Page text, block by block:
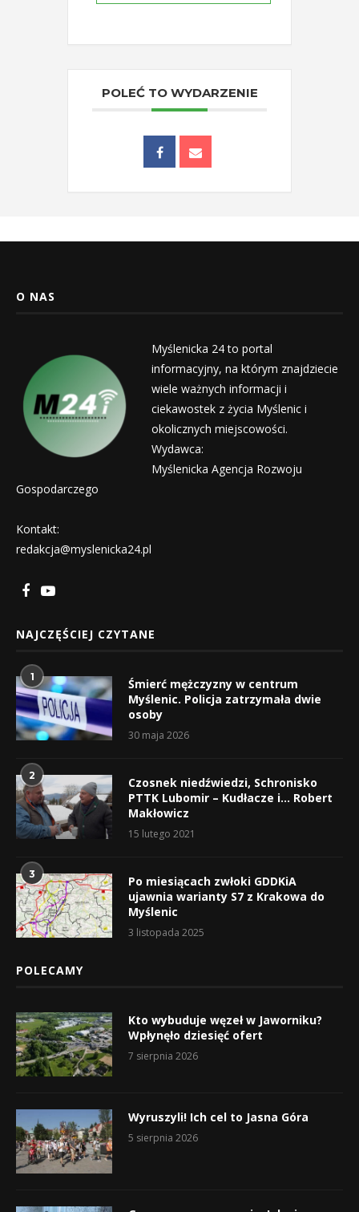
POLEĆ TO WYDARZENIE
O NAS
Myślenicka 24 to portal
informacyjny, na którym znajdziecie
wiele ważnych informacji i
ciekawostek z życia Myślenic i
okolicznych miejscowości.
Wydawca:
Myślenicka Agencja Rozwoju
Gospodarczego
Kontakt:
redakcja@myslenicka24.pl
NAJCZĘŚCIEJ CZYTANE
1
Śmierć mężczyzny w centrum
Myślenic. Policja zatrzymała dwie
osoby
30 maja 2026
2
Czosnek niedźwiedzi, Schronisko
PTTK Lubomir – Kudłacze i… Robert
Makłowicz
15 lutego 2021
3
Po miesiącach zwłoki GDDKiA
ujawnia warianty S7 z Krakowa do
Myślenic
3 listopada 2025
POLECAMY
Kto wybuduje węzeł w Jaworniku?
Wpłynęło dziesięć ofert
7 sierpnia 2026
Wyruszyli! Ich cel to Jasna Góra
5 sierpnia 2026